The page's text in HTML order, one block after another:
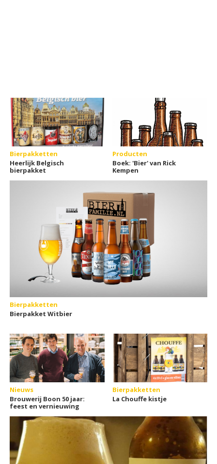
Bierpakketten
Heerlijk Belgisch
bierpakket
Producten
Boek: 'Bier' van Rick
Kempen
Bierpakketten
Bierpakket Witbier
Nieuws
Brouwerij Boon 50 jaar:
feest en vernieuwing
Bierpakketten
La Chouffe kistje